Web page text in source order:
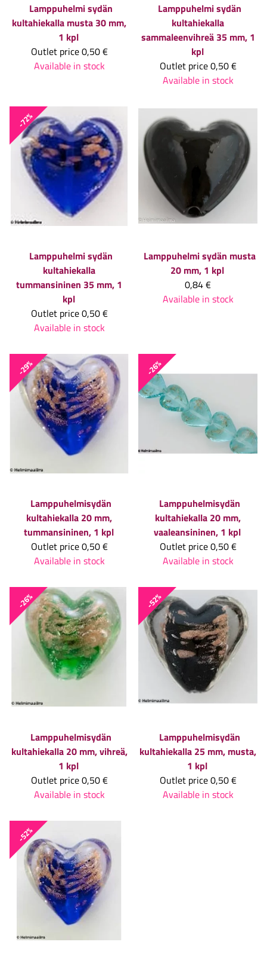
Lamppuhelmi sydän
kultahiekalla musta 30 mm,
1 kpl
Outlet price0,50 €
Available in stock
Lamppuhelmi sydän
kultahiekalla
sammaleenvihreä 35 mm, 1
kpl
Outlet price0,50 €
Available in stock
-72%
Lamppuhelmi sydän
kultahiekalla
tummansininen 35 mm, 1
kpl
Outlet price0,50 €
Available in stock
Lamppuhelmi sydän musta
20 mm, 1 kpl
0,84 €
Available in stock
-29%
Lamppuhelmisydän
kultahiekalla 20 mm,
tummansininen, 1 kpl
Outlet price0,50 €
Available in stock
-26%
Lamppuhelmisydän
kultahiekalla 20 mm,
vaaleansininen, 1 kpl
Outlet price0,50 €
Available in stock
-26%
Lamppuhelmisydän
kultahiekalla 20 mm, vihreä,
1 kpl
Outlet price0,50 €
Available in stock
-52%
Lamppuhelmisydän
kultahiekalla 25 mm, musta,
1 kpl
Outlet price0,50 €
Available in stock
-52%